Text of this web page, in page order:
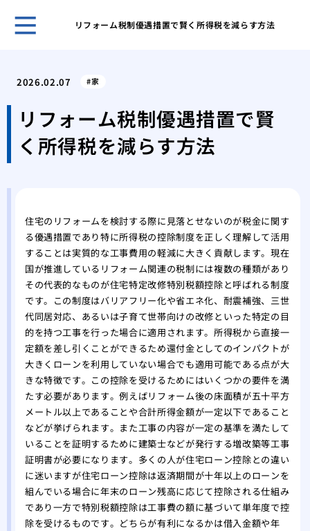
リフォーム税制優遇措置で賢く所得税を減らす方法
が
後
フ
マ
く
2026.02.07 家
リフォーム税制優遇措置で賢
く所得税を減らす方法
住宅のリフォームを検討する際に見落とせないのが税金に関す
る優遇措置であり特に所得税の控除制度を正しく理解して活用
することは実質的な工事費用の軽減に大きく貢献します。現在
国が推進しているリフォーム関連の税制には複数の種類があり
その代表的なものが住宅特定改修特別税額控除と呼ばれる制度
です。この制度はバリアフリー化や省エネ化、耐震補強、三世
代同居対応、あるいは子育て世帯向けの改修といった特定の目
的を持つ工事を行った場合に適用されます。所得税から直接一
定額を差し引くことができるため還付金としてのインパクトが
大きくローンを利用していない場合でも適用可能である点が大
きな特徴です。この控除を受けるためにはいくつかの要件を満
たす必要があります。例えばリフォーム後の床面積が五十平方
メートル以上であることや合計所得金額が一定以下であること
などが挙げられます。また工事の内容が一定の基準を満たして
いることを証明するために建築士などが発行する増改築等工事
証明書が必要になります。多くの人が住宅ローン控除との違い
に迷いますが住宅ローン控除は返済期間が十年以上のローンを
組んでいる場合に年末のローン残高に応じて控除される仕組み
であり一方で特別税額控除は工事費の額に基づいて単年度で控
除を受けるものです。どちらが有利になるかは借入金額や年